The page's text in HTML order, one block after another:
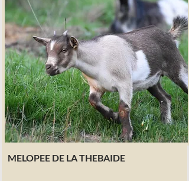
MELOPEE DE LA THEBAIDE